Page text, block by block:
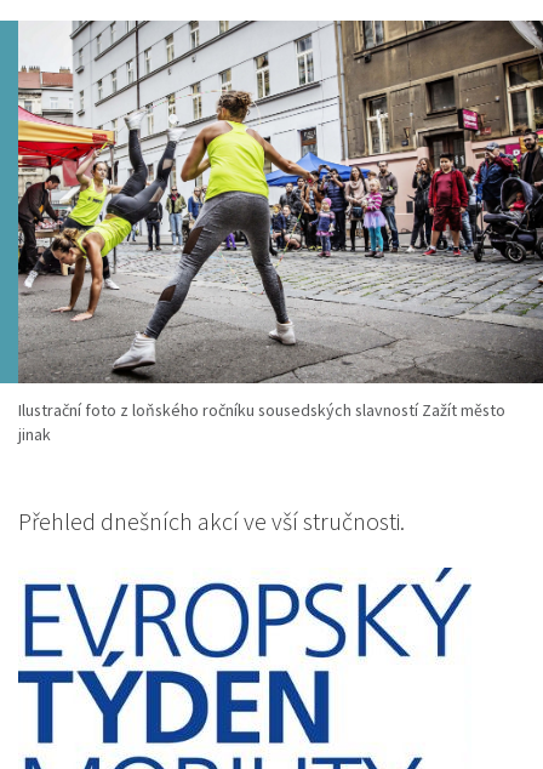
Ilustrační foto z loňského ročníku sousedských slavností Zažít město
jinak
Přehled dnešních akcí ve vší stručnosti.